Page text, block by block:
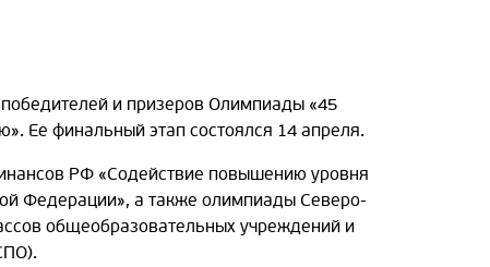
и призеров Олимпиады «45
Ее финальный этап состоялся 14 апреля.
РФ «Содействие повышению уровня
Федерации», а также олимпиады Северо-
общеобразовательных учреждений и